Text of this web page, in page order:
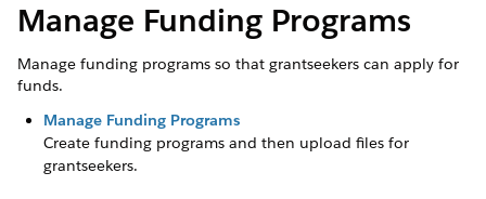
Manage Funding Programs
Manage funding programs so that grantseekers can apply for
funds.
Manage Funding Programs
Create funding programs and then upload files for
grantseekers.